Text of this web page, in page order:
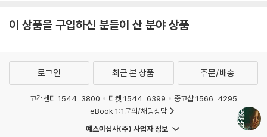
이 상품을 구입하신 분들이 산 분야 상품
로그인 최근 본 상품 주문/배송
고객센터 1544-3800 티켓 1544-6399
중고샵 1566-4295
eBook 1:1문의/채팅상담
예스이십사(주) 사업자 정보